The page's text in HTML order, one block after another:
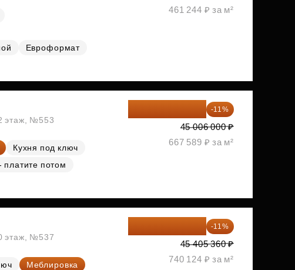
Евроформат
461 244 ₽ за м²
этаж, №553
Кухня под ключ
платите потом
-11%
45 006 000 ₽
667 589 ₽ за м²
этаж, №537
Меблировка
-11%
45 405 360 ₽
740 124 ₽ за м²